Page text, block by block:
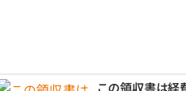
この領収書は経